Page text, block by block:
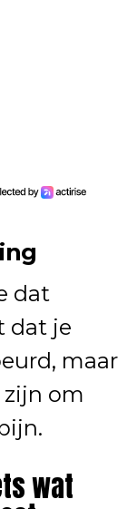
dat
dat je
maar
om
wat